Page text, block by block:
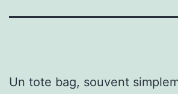
Un tote bag, souvent